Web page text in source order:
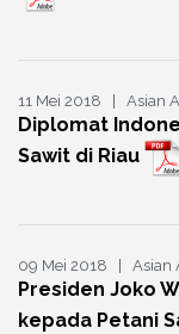
11 Mei 2018 | Asian
Diplomat
Sawit di Riau
09 Mei 2018 | Asian
Presiden Joko
kepada Petani